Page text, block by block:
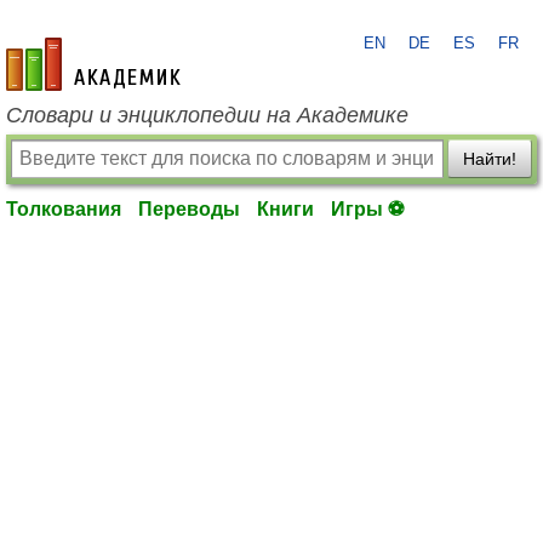
academic.ru
EN DE ES FR
Словари и энциклопедии на Академике
Найти!
Толкования Переводы Книги Игры ⚽